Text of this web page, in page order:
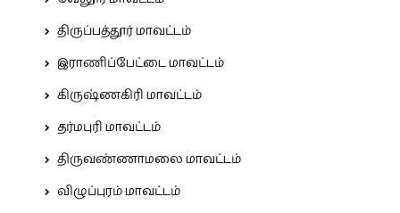
திருப்பத்தூர் மாவட்டம்
இராணிப்பேட்டை மாவட்டம்
கிருஷ்ணகிரி மாவட்டம்
தர்மபுரி மாவட்டம்
திருவண்ணாமலை மாவட்டம்
விழுப்புரம் மாவட்டம்